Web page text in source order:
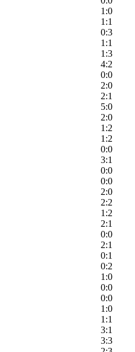
1:0
1:1
0:3
1:1
1:3
4:2
0:0
2:0
2:1
5:0
2:0
1:2
1:2
0:0
3:1
0:0
0:0
2:0
2:2
1:2
2:1
0:0
2:1
0:1
0:2
1:0
0:0
0:0
1:0
1:1
3:1
3:3